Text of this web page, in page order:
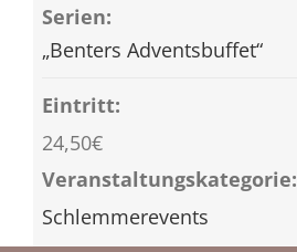
Serien:
„Benters Adventsbuffet“
Eintritt:
24,50€
Veranstaltungskategorie:
Schlemmerevents